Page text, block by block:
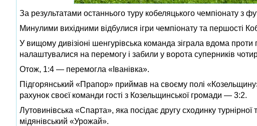
За результатами останнього туру кобеляцького чемпіонату з
Минулими вихідними відбулися ігри чемпіонату та першості
У вищому дивізіоні шенгурівська команда зіграла вдома проти
налаштувалися на перемогу і забили у ворота суперників
Отож, 1:4 — перемогла «Іванівка».
Підгорянський «Прапор» приймав на своєму полі
рахунок своєї команди гості з Козельщинської громади — 3:2.
Лутовинівська «Спарта», яка посідає другу сходинку
мідянівський «Урожай».